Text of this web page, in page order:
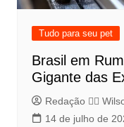
Tudo para seu pet
Brasil em
Gigante das
Redação 👨‍⚖️​
14 de julho de